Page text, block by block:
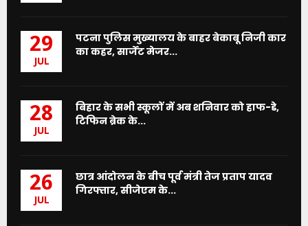
29
JUL
पटना पुलिस मुख्यालय के बाहर बेकाबू निजी कार
का कहर, सार्जेंट मेजर...
28
JUL
बिहार के सभी स्कूलों में अब शनिवार को हाफ-डे,
टिफिन ब्रेक के...
26
JUL
छात्र आंदोलन के बीच पूर्व मंत्री तेज प्रताप यादव
गिरफ्तार, सीजेएम के...